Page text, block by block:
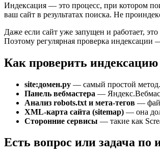
Индексация — это процесс, при котором
ваш сайт в результатах поиска. Не
Даже если сайт уже запущен и работает,
Поэтому регулярная проверка индексации
Как проверить индексацию
site:домен.ру — самый простой
Панель вебмастера —
Анализ robots.txt и мета-тегов —
XML-карта сайта (sitemap) — она
Сторонние сервисы — такие как
Есть вопрос или задача по